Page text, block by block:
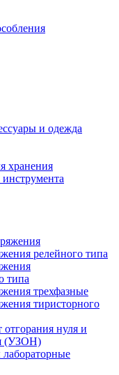
и одежда
хранения
релейного типа
типа
трехфазные
тиристорного
нуля и
(УЗОН)